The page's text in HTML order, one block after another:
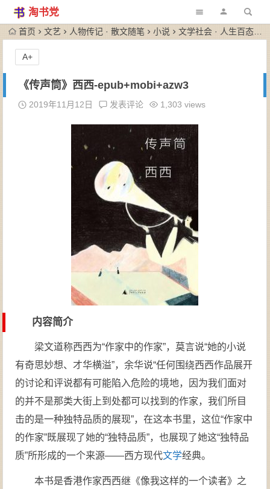
淘书党
首页 文艺 人物传记 · 散文随笔 小说 文学社会 · 人生百态
《传声筒》西西-epub+mobi+azw3
2019年11月12日 发表评论 1,303 views
内容简介
梁文道称西西为“作家中的作家”，莫言说“她的小说
有奇思妙想、才华横溢”，余华说“任何围绕西西作品展开
的讨论和评说都有可能陷入危险的境地，因为我们面对
的并不是那类大街上到处都可以找到的作家，我们所目
击的是一种独特品质的展现”，在这本书里，这位“作家中
的作家”既展现了她的“独特品质”，也展现了她这“独特品
质”所形成的一个来源——西方现代文学经典。
本书是香港作家西西继《像我这样的一个读者》之
A+